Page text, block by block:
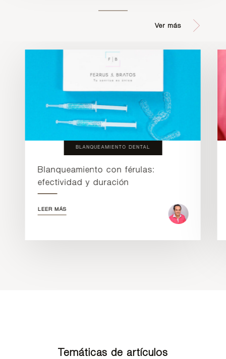
Ver más
BLANQUEAMIENTO DENTAL
Blanqueamiento con férulas:
efectividad y duración
LEER MÁS
Temáticas de artículos